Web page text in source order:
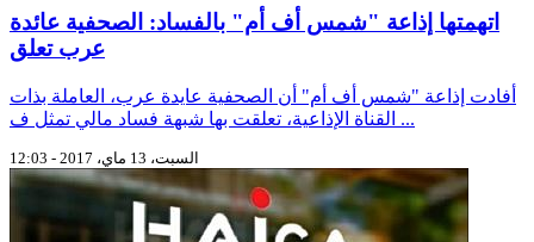
اتهمتها إذاعة "شمس أف أم" بالفساد: الصحفية عائدة
عرب تعلق
أفادت إذاعة "شمس أف أم" أن الصحفية عايدة عرب، العاملة بذات
القناة الإذاعية، تعلقت بها شبهة فساد مالي تمثل ف ...
السبت، 13 ماي، 2017 - 12:03